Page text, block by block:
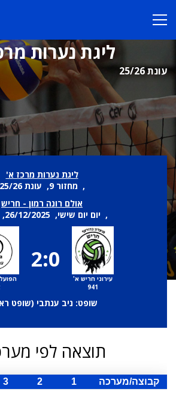
ליגת נערות
עונת 25/26
ליגת נערות מרכז א'
, מחזור 9, עונת 25/26
אולם רונה רמון - חריש
, יום יום שישי, 26/12/2025, 11:00
עירוני חריש א'
941
2:0
שופט: ניב ענתבי (שופט
תוצאה לפי
קבוצה/מערכה 1
2
3